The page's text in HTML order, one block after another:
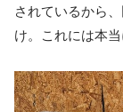
されているから
け。これには本当